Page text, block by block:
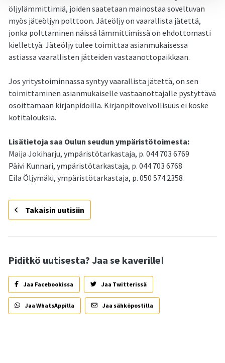
öljylämmittimiä, joiden saatetaan mainostaa soveltuvan
myös jäteöljyn polttoon. Jäteöljy on vaarallista jätettä,
jonka polttaminen näissä lämmittimissä on ehdottomasti
kiellettyä. Jäteöljy tulee toimittaa asianmukaisessa
astiassa vaarallisten jätteiden vastaanottopaikkaan.
Jos yritystoiminnassa syntyy vaarallista jätettä, on sen
toimittaminen asianmukaiselle vastaanottajalle pystyttävä
osoittamaan kirjanpidoilla. Kirjanpitovelvollisuus ei koske
kotitalouksia.
Lisätietoja saa Oulun seudun ympäristötoimesta:
Maija Jokiharju, ympäristötarkastaja, p. 044 703 6769
Päivi Kunnari, ympäristötarkastaja, p. 044 703 6768
Eila Öljymäki, ympäristötarkastaja, p. 050 574 2358
Takaisin uutisiin
Piditkö uutisesta? Jaa se kaverille!
Jaa Facebookissa Jaa Twitterissä
Jaa WhatsAppilla Jaa sähköpostilla